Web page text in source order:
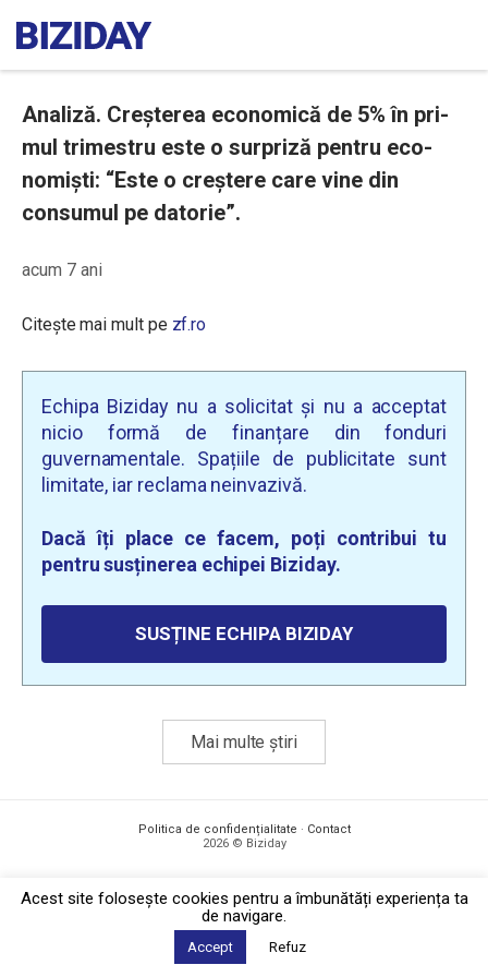
Analiză. Creşterea eco­nomică de 5% în pri­
mul trimestru este o surpriză pentru eco­
nomişti: “Este o creştere care vine din
consumul pe datorie”.
acum 7 ani
Citește mai mult pe zf.ro
Echipa Biziday nu a solicitat și nu a acceptat
nicio formă de finanțare din fonduri
guvernamentale. Spațiile de publicitate sunt
limitate, iar reclama neinvazivă.
Dacă îți place ce facem, poți contribui tu
pentru susținerea echipei Biziday.
SUSȚINE ECHIPA BIZIDAY
Mai multe știri
Politica de confidențialitate · Contact
2026 © Biziday
Acest site foloseşte cookies pentru a îmbunătăți experiența ta
de navigare.
Accept Refuz